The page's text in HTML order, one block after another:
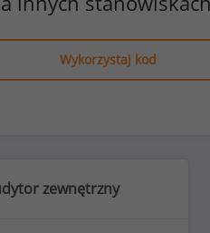
Wykorzystaj kod
zewnętrzny